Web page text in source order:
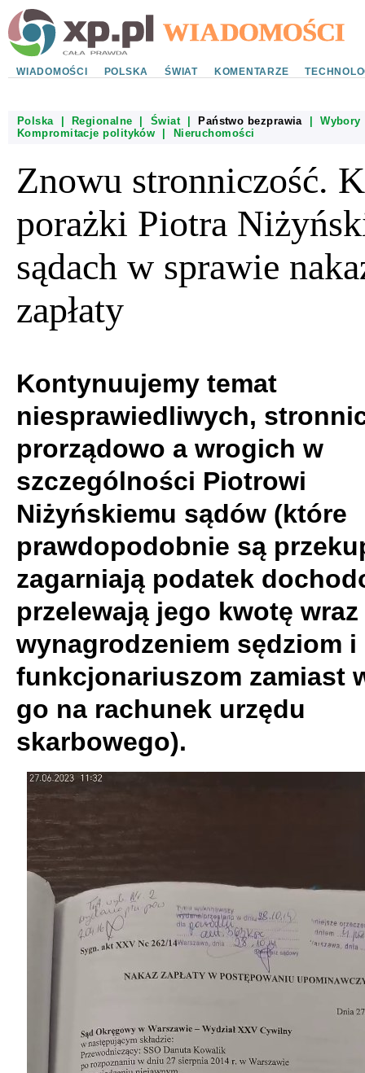
WIADOMOŚCI POLSKA ŚWIAT KOMENTARZE
Polska| Regionalne Świat| Państwo bezprawia|Wybory
Kompromitacje polityków
Nieruchomości
Znowu stronniczość.
porażki Piotra
sądach w sprawie
zapłaty
Kontynuujemy temat
niesprawiedliwych,
prorządowo a wrogich w
szczególności Piotrowi
Niżyńskiemu sądów (które
prawdopodobnie są
zagarniają podatek
przelewają jego kwotę wraz
wynagrodzeniem sędziom
funkcjonariuszom zamiast
go na rachunek urzędu
skarbowego).